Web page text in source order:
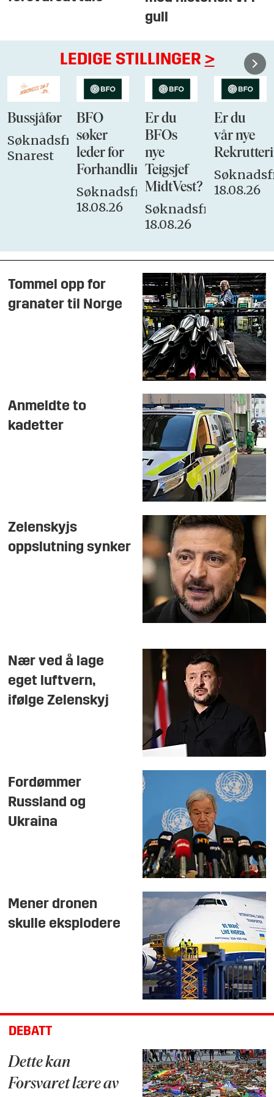
gull
LEDIGE STILLINGER >
Bussjåfør
Søknadsfrist:
Snarest
BFO
søker
leder for
Forhandlingsutvalget
Søknadsfrist:
18.08.26
Er du
BFOs
nye
Teigsjef
MidtVest?
Søknadsfrist:
18.08.26
Er du
vår nye
18.08.26
Tommel opp for
granater til Norge
Anmeldte to
kadetter
Zelenskyjs
oppslutning synker
Nær ved å lage
eget luftvern,
ifølge Zelenskyj
Fordømmer
Russland og
Ukraina
Mener dronen
skulle eksplodere
DEBATT
Dette kan
Forsvaret lære av